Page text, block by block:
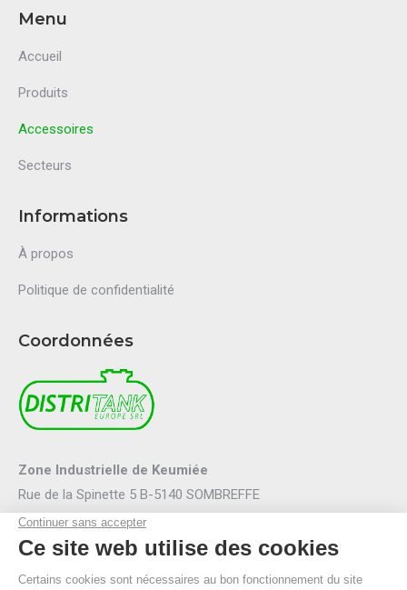
Menu
Accueil
Produits
Accessoires
Secteurs
Informations
À propos
Politique de confidentialité
Coordonnées
Zone Industrielle de Keumiée
Rue de la Spinette 5 B-5140 SOMBREFFE
Mail :info@distritank.be
Tel.: 071/88 81 46
Fax : 071/88 94 53